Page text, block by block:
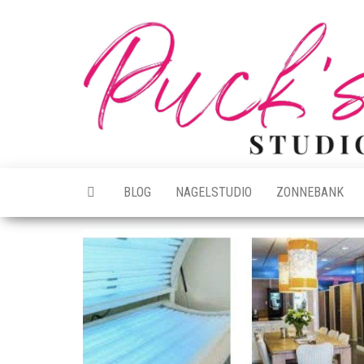
BLOG NAGELSTUDIO ZONNEBANK